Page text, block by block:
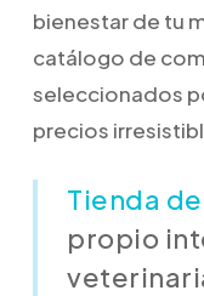
bienestar de tu
catálogo de
seleccionados
precios
Tienda
propio